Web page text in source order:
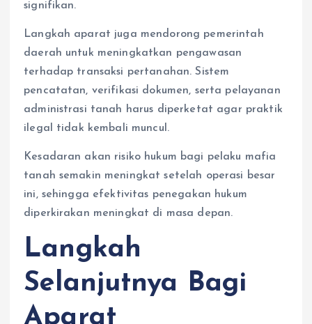
signifikan.
Langkah aparat juga mendorong pemerintah
daerah untuk meningkatkan pengawasan
terhadap transaksi pertanahan. Sistem
pencatatan, verifikasi dokumen, serta pelayanan
administrasi tanah harus diperketat agar praktik
ilegal tidak kembali muncul.
Kesadaran akan risiko hukum bagi pelaku mafia
tanah semakin meningkat setelah operasi besar
ini, sehingga efektivitas penegakan hukum
diperkirakan meningkat di masa depan.
Langkah
Selanjutnya Bagi
Aparat